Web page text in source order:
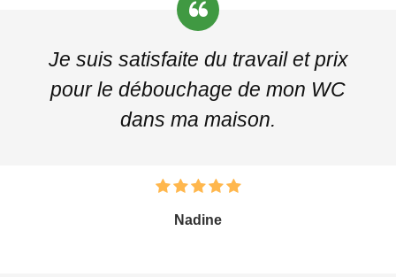
Je suis satisfaite du travail et prix
pour le débouchage de mon WC
dans ma maison.
Nadine